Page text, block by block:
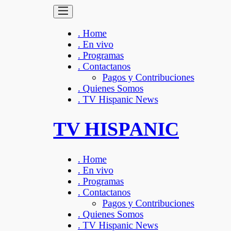
. Home
. En vivo
. Programas
. Contactanos
Pagos y Contribuciones
. Quienes Somos
. TV Hispanic News
TV HISPANIC
. Home
. En vivo
. Programas
. Contactanos
Pagos y Contribuciones
. Quienes Somos
. TV Hispanic News